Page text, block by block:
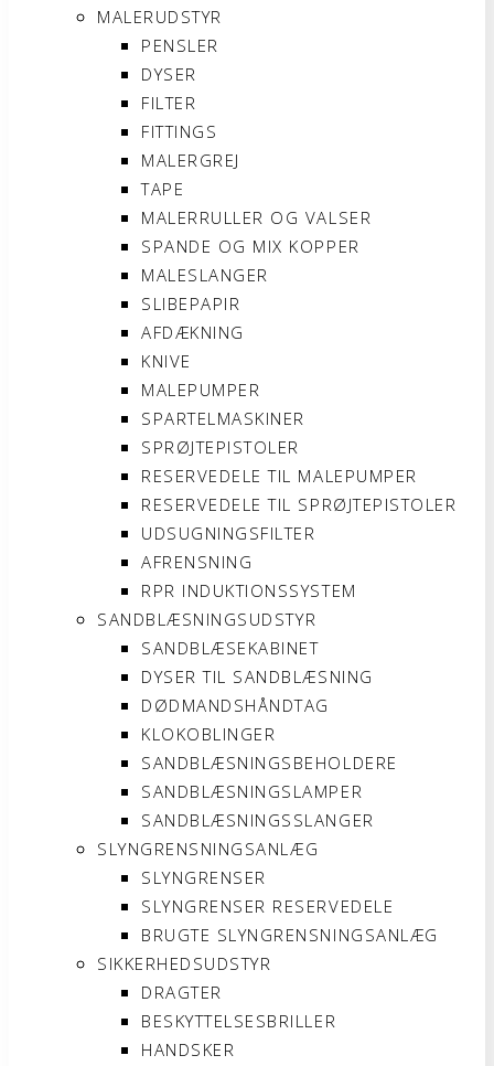
MALERUDSTYR
PENSLER
DYSER
FILTER
FITTINGS
MALERGREJ
TAPE
MALERRULLER OG VALSER
SPANDE OG MIX KOPPER
MALESLANGER
SLIBEPAPIR
AFDÆKNING
KNIVE
MALEPUMPER
SPARTELMASKINER
SPRØJTEPISTOLER
RESERVEDELE TIL MALEPUMPER
RESERVEDELE TIL SPRØJTEPISTOLER
UDSUGNINGSFILTER
AFRENSNING
RPR INDUKTIONSSYSTEM
SANDBLÆSNINGSUDSTYR
SANDBLÆSEKABINET
DYSER TIL SANDBLÆSNING
DØDMANDSHÅNDTAG
KLOKOBLINGER
SANDBLÆSNINGSBEHOLDERE
SANDBLÆSNINGSLAMPER
SANDBLÆSNINGSSLANGER
SLYNGRENSNINGSANLÆG
SLYNGRENSER
SLYNGRENSER RESERVEDELE
BRUGTE SLYNGRENSNINGSANLÆG
SIKKERHEDSUDSTYR
DRAGTER
BESKYTTELSESBRILLER
HANDSKER